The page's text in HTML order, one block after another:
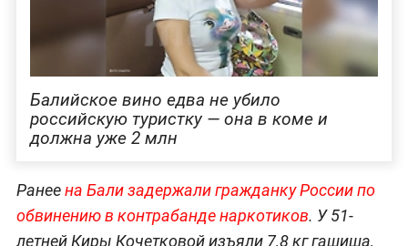
Балийское вино едва не убило
российскую туристку — она в коме и
должна уже 2 млн
Ранеена Бали задержали гражданку России по
обвинению в контрабанде наркотиков. У 51-
летней Киры Кочетковой изъяли 7,8 кг гашиша,